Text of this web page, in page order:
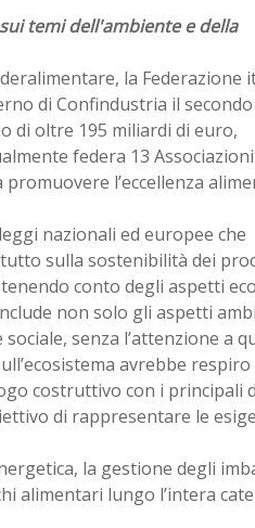
temi dell'ambiente e della
la Federazione
di Confindustria il
di oltre 195 miliardi di euro,
federa 13
l’eccellenza
nazionali ed europee che
sulla sostenibilità dei
conto degli aspetti
non solo gli aspetti
senza l’attenzione a
avrebbe respiro
costruttivo con i principali
di rappresentare le
la gestione degli
alimentari lungo l’intera